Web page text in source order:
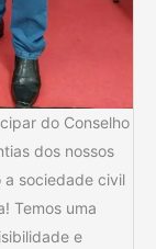
do Conselho
dos nossos
a sociedade civil
Temos uma
e